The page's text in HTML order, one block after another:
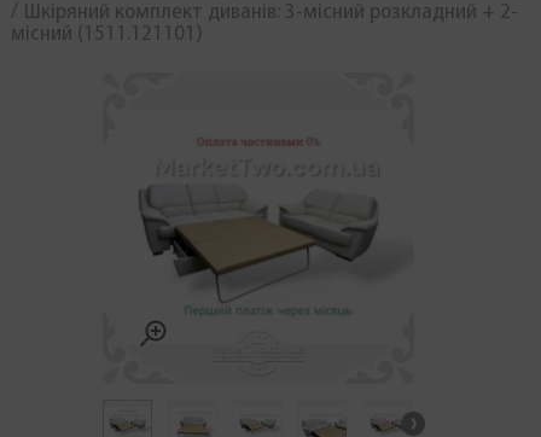
Шкіряний комплект диванів: 3-місний розкладний + 2-
місний (1511.121101)